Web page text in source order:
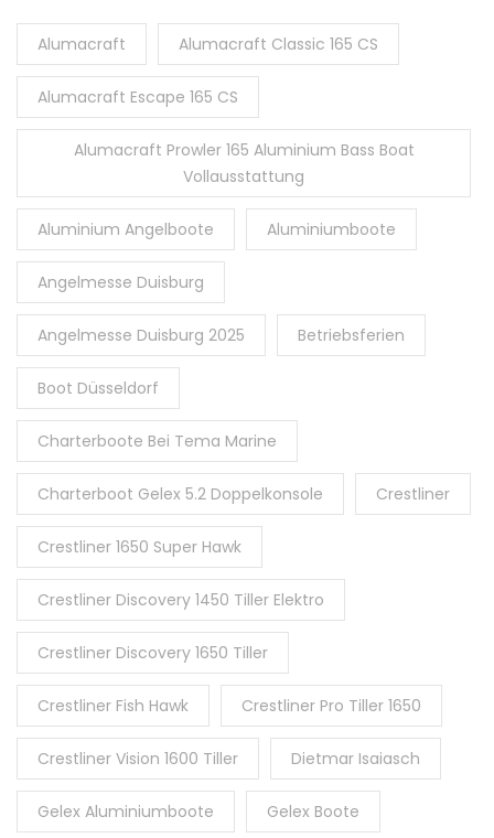
Alumacraft Alumacraft Classic 165 CS
Alumacraft Escape 165 CS
Alumacraft Prowler 165 Aluminium Bass Boat
Vollausstattung
Aluminium Angelboote Aluminiumboote
Angelmesse Duisburg
Angelmesse Duisburg 2025 Betriebsferien
Boot Düsseldorf
Charterboote Bei Tema Marine
Charterboot Gelex 5.2 Doppelkonsole Crestliner
Crestliner 1650 Super Hawk
Crestliner Discovery 1450 Tiller Elektro
Crestliner Discovery 1650 Tiller
Crestliner Fish Hawk Crestliner Pro Tiller 1650
Crestliner Vision 1600 Tiller Dietmar Isaiasch
Gelex Aluminiumboote Gelex Boote